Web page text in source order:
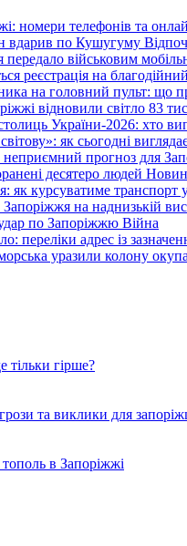
номери телефонів та
вдарив по Кушугуму
військовим
реєстрація на
на головний пульт: що
відновили світло 83
України-2026: хто
як сьогодні
прогноз для
десятеро людей
як курсуватиме транспорт
на наднизькій
по Запоріжжю Війна
переліки адрес із
уразили колону
тільки гірше?
та виклики для
в Запоріжжі